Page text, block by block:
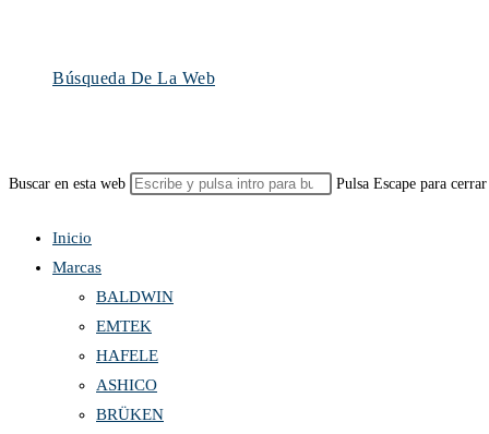
Búsqueda De La Web
Buscar en esta web Pulsa Escape para
Inicio
Marcas
BALDWIN
EMTEK
HAFELE
ASHICO
BRÜKEN